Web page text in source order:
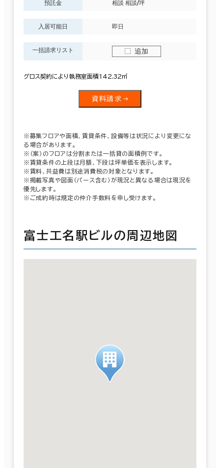
預託金 相談 相談/坪
入居可能日 即日
一括請求リスト 追加
グロス契約により執務室面積142.32㎡
資料請求
※募集フロアや面積、賃貸条件、設備等は状況により変更にな
る場合があります。
※（案）のフロアは分割または一括貸の面積例です。
※賃貸条件の上段は月額、下段は坪単価を表示します。
※賃料、共益費は別途消費税の対象となります。
※掲載写真や図面（パース含む）が現況と異なる場合は現況を
優先します。
※ご成約時は規定の仲介手数料を申し受けます。
富士工名駅ビルの周辺地図